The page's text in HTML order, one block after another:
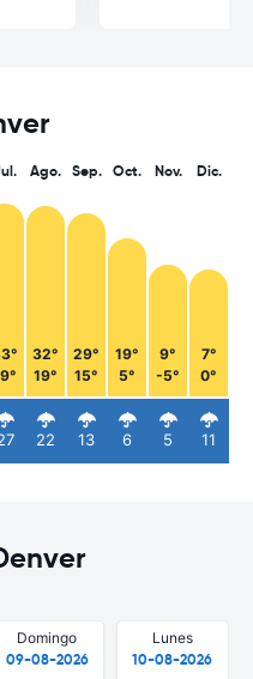
Ago.
32°
19°
22
Sep.
29°
15°
13
Oct.
19°
5°
6
Nov.
9°
-5°
5
Dic.
7°
0°
11
Domingo
09-08-2026
Lunes
10-08-2026